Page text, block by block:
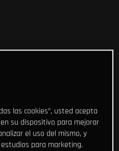
las cookies”, usted acepta
su dispositivo para mejorar
el uso del mismo, y
para marketing.